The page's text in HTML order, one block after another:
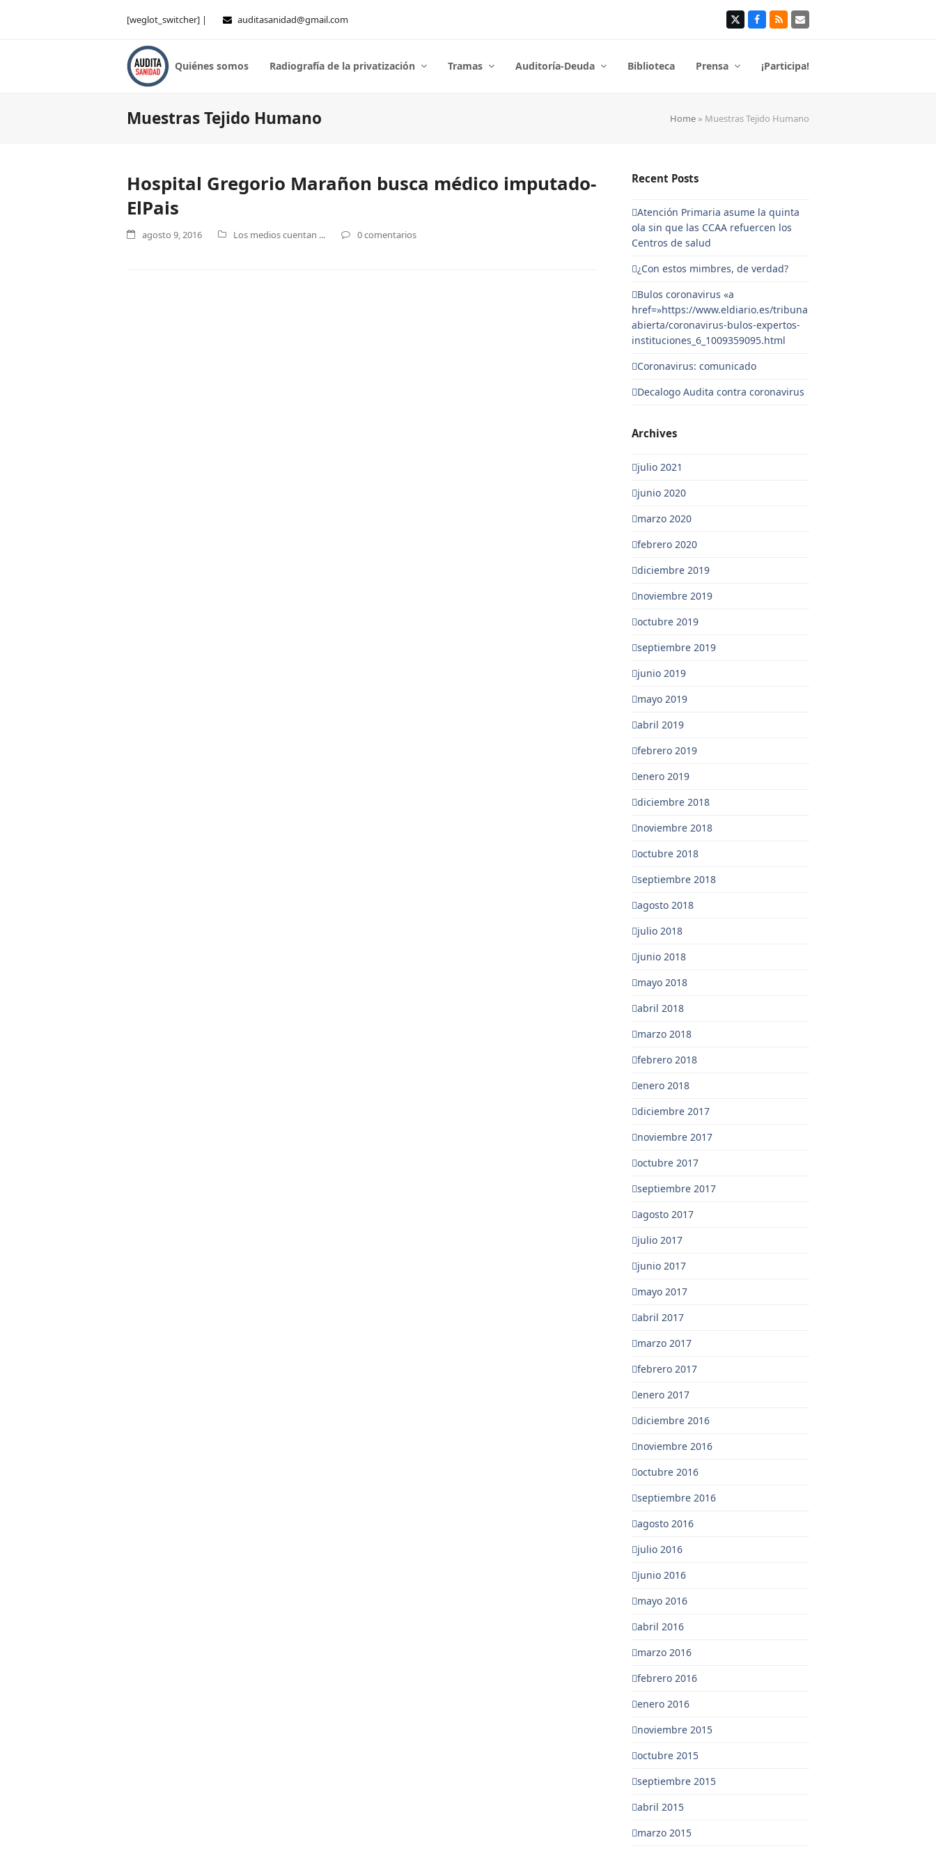
[weglot_switcher] | auditasanidad@gmail.com TwitterFacebook
RSS Correo
Quiénes somos Radiografía de la privatización Tramas Auditoría-Deuda Biblioteca Prensa ¡Participa!
Muestras Tejido Humano Home » Muestras Tejido Humano
Hospital Gregorio Marañon busca médico imputado-
ElPais
agosto 9, 2016 Los medios cuentan ... 0 comentarios
Recent Posts
Atención Primaria asume la quinta
ola sin que las CCAA refuercen los
Centros de salud
¿Con estos mimbres, de verdad?
Bulos coronavirus «a
href=»https://www.eldiario.es/tribuna
abierta/coronavirus-bulos-expertos-
instituciones_6_1009359095.html
Coronavirus: comunicado
Decalogo Audita contra coronavirus
Archives
julio 2021
junio 2020
marzo 2020
febrero 2020
diciembre 2019
noviembre 2019
octubre 2019
septiembre 2019
junio 2019
mayo 2019
abril 2019
febrero 2019
enero 2019
diciembre 2018
noviembre 2018
octubre 2018
septiembre 2018
agosto 2018
julio 2018
junio 2018
mayo 2018
abril 2018
marzo 2018
febrero 2018
enero 2018
diciembre 2017
noviembre 2017
octubre 2017
septiembre 2017
agosto 2017
julio 2017
junio 2017
mayo 2017
abril 2017
marzo 2017
febrero 2017
enero 2017
diciembre 2016
noviembre 2016
octubre 2016
septiembre 2016
agosto 2016
julio 2016
junio 2016
mayo 2016
abril 2016
marzo 2016
febrero 2016
enero 2016
noviembre 2015
octubre 2015
septiembre 2015
abril 2015
marzo 2015